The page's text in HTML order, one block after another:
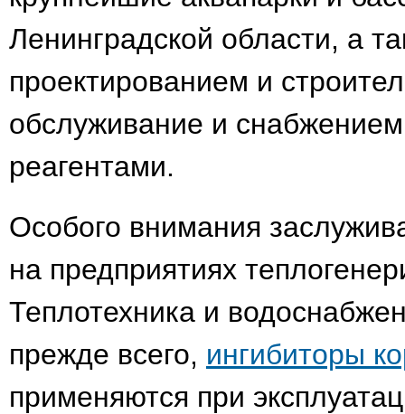
Ленинградской области, а
проектированием и
обслуживание и
реагентами.
Особого внимания
на предприятиях
Теплотехника и
прежде всего, ингибиторы
применяются при